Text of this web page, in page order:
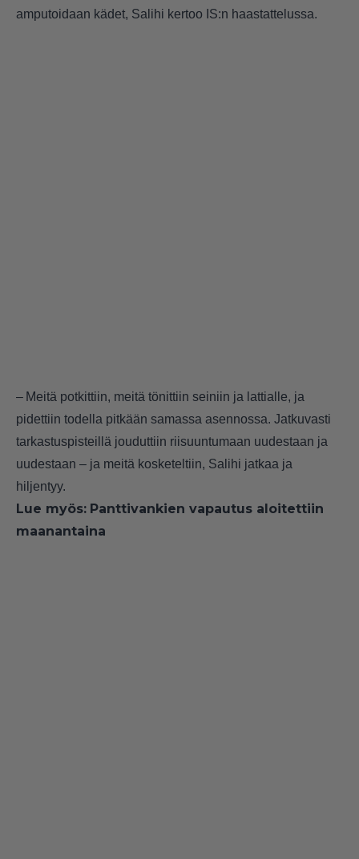
amputoidaan kädet, Salihi kertoo IS:n haastattelussa.
– Meitä potkittiin, meitä tönittiin seiniin ja lattialle, ja
pidettiin todella pitkään samassa asennossa. Jatkuvasti
tarkastuspisteillä jouduttiin riisuuntumaan uudestaan ja
uudestaan – ja meitä kosketeltiin, Salihi jatkaa ja
hiljentyy.
Lue myös: Panttivankien vapautus aloitettiin
maanantaina